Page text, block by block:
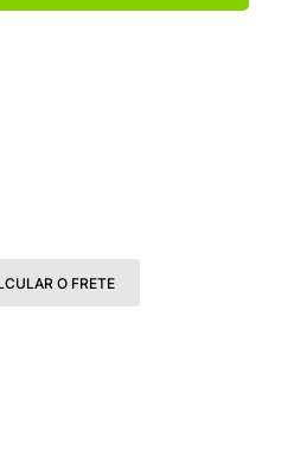
O FRETE